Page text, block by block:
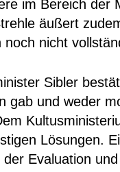
im Bereich der
äußert
noch nicht
Sibler
gab und weder
Lösungen.
Evaluation